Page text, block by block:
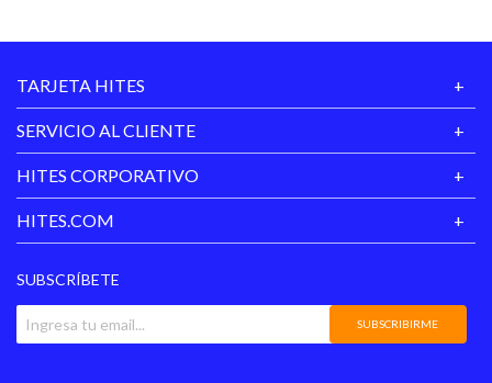
TARJETA HITES
SERVICIO AL CLIENTE
HITES CORPORATIVO
HITES.COM
SUBSCRÍBETE
SUBSCRIBIRME